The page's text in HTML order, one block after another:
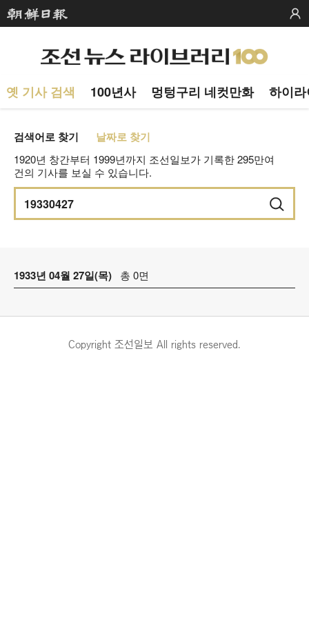
옛 기사 검색 100년사 멍텅구리 네컷만화 하이
검색어로 찾기 날짜로 찾기
1920년 창간부터 1999년까지 조선일보가 기록한 295만여
건의 기사를 보실 수 있습니다.
1933년 04월 27일(목) 총 0면
Copyright 조선일보 All rights reserved.